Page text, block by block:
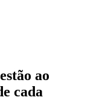
ao
cada